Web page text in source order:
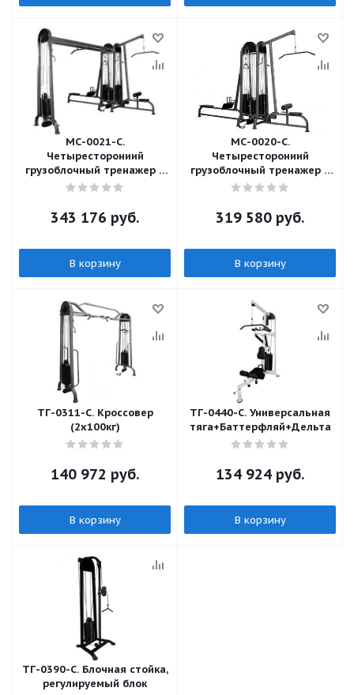
МС-0021-С.
Четыресторониий
грузоблочный тренажер 5
стеков
343 176 руб.
В корзину
МС-0020-С.
Четыресторониий
грузоблочный тренажер 4
стека
319 580 руб.
В корзину
ТГ-0311-C. Кроссовер
(2х100кг)
140 972 руб.
В корзину
ТГ-0440-C. Универсальная
тяга+Баттерфляй+Дельта
134 924 руб.
В корзину
ТГ-0390-C. Блочная стойка,
регулируемый блок